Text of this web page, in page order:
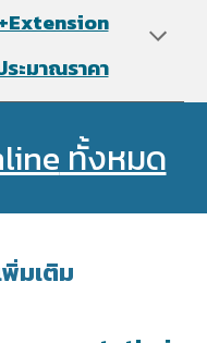
ะมาณราคา
ทั้งหมด
มเติม